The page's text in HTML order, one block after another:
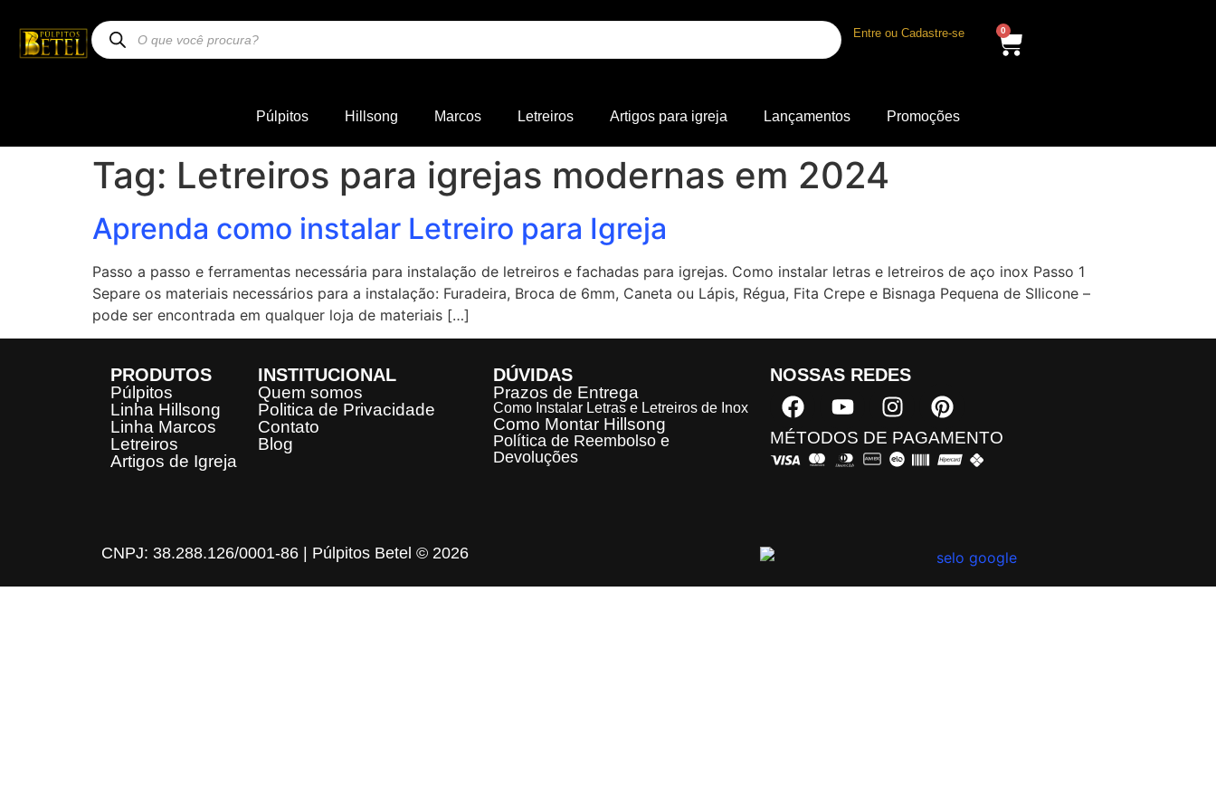
Entre ou Cadastre-se 0
Púlpitos Hillsong Marcos Letreiros Artigos para igreja Lançamentos Promoções
Tag: Letreiros para igrejas modernas em 2024
Aprenda como instalar Letreiro para Igreja
Passo a passo e ferramentas necessária para instalação de letreiros e fachadas para igrejas. Como instalar letras e letreiros de aço inox Passo 1
Separe os materiais necessários para a instalação: Furadeira, Broca de 6mm, Caneta ou Lápis, Régua, Fita Crepe e Bisnaga Pequena de SIlicone –
pode ser encontrada em qualquer loja de materiais […]
PRODUTOS
Púlpitos
Linha Hillsong
Linha Marcos
Letreiros
Artigos de Igreja
INSTITUCIONAL
Quem somos
Politica de Privacidade
Contato
Blog
DÚVIDAS
Prazos de Entrega
Como Instalar Letras e Letreiros de Inox
Como Montar Hillsong
Política de Reembolso e
Devoluções
NOSSAS REDES​
MÉTODOS DE PAGAMENTO​
CNPJ: 38.288.126/0001-86 | Púlpitos Betel © 2026